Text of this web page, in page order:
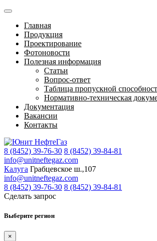
Главная
Продукция
Проектирование
Фотоновости
Полезная информация
Статьи
Вопрос-ответ
Таблица пропускной
Нормативно-техническая
Документация
Вакансии
Контакты
8 (8452) 39-76-30 8 (8452) 39-84-81
info@unitneftegaz.com
Калуга Грабцевское ш.,107
info@unitneftegaz.com
8 (8452) 39-76-30 8 (8452) 39-84-81
Сделать запрос
Выберите регион
×